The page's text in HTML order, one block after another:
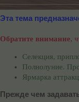
Эта тема
Обратите внимание,
Селекция,
Полнолуние.
Ярмарка
Прежде чем